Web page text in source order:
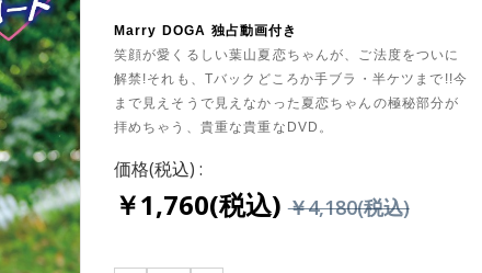
Marry DOGA 独占動画付き
笑顔が愛くるしい葉山夏恋ちゃんが、ご法度をついに
解禁!それも、Tバックどころか手ブラ・半ケツまで!!今
まで見えそうで見えなかった夏恋ちゃんの極秘部分が
拝めちゃう、貴重な貴重なDVD。
価格(税込) :
￥1,760(税込) ￥4,180(税込)
￥1,760(税込)
￥4,180(税込)
キューティーハート 野
原亜美 FULL HD
キューティーハート
崎奈生 FULL HD
￥4,180(税込)